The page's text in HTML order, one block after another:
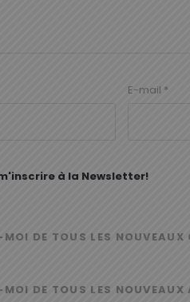
E-mail *
à la Newsletter!
MOI DE TOUS LES
MOI DE TOUS LES